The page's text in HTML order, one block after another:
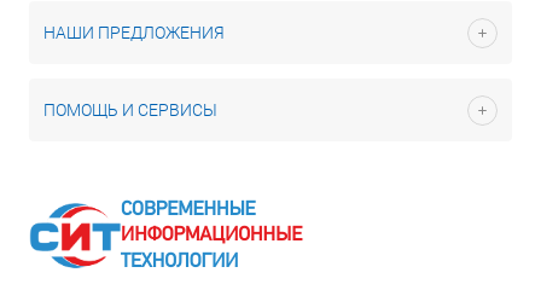
НАШИ ПРЕДЛОЖЕНИЯ
ПОМОЩЬ И СЕРВИСЫ